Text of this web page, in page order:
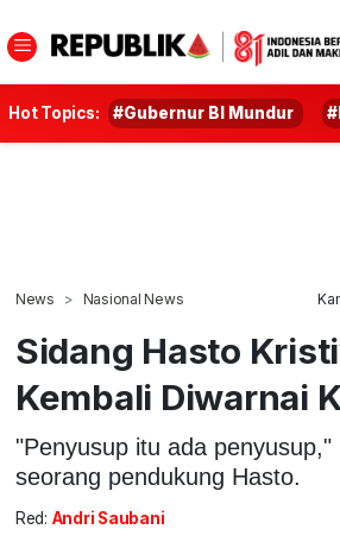
Hot Topics: #Gubernur BI Mundur
News Nasional News
Sidang Hasto
Kembali Diwarnai
"Penyusup itu ada penyusup,"
seorang pendukung Hasto.
Red: Andri Saubani